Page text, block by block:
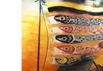
因餵おでん
Business